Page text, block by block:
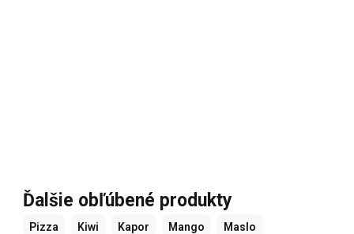
Ďalšie obľúbené produkty
Pizza Kiwi Kapor Mango Maslo